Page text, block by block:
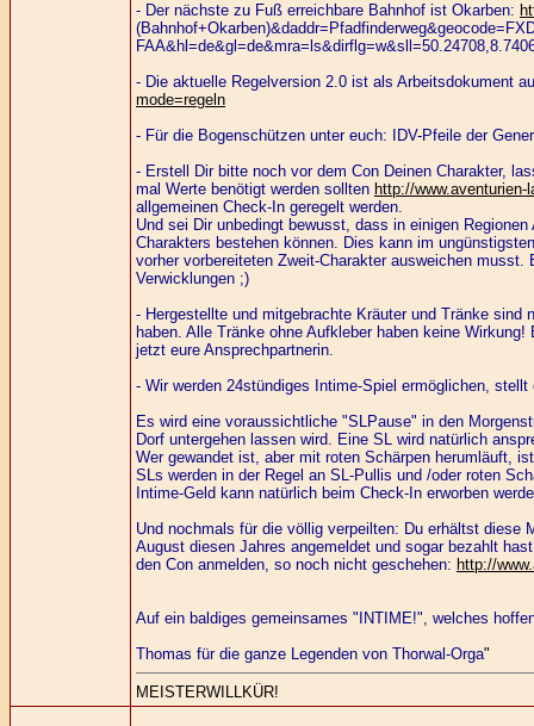
- Der nächste zu Fuß erreichbare Bahnhof ist Okarben:
- Die aktuelle Regelversion 2.0 ist als Arbeitsdokument
mode=regeln
- Für die Bogenschützen unter euch: IDV-Pfeile der
- Erstell Dir bitte noch vor dem Con Deinen Charakter,
mal Werte benötigt werden sollten http://
allgemeinen Check-In geregelt werden.
Und sei Dir unbedingt bewusst, dass in einigen
Charakters bestehen können. Dies kann im
vorher vorbereiteten Zweit-Charakter ausweichen
Verwicklungen ;)
- Hergestellte und mitgebrachte Kräuter und Tränke sind
haben. Alle Tränke ohne Aufkleber haben keine
jetzt eure Ansprechpartnerin.
- Wir werden 24stündiges Intime-Spiel ermöglichen,
Es wird eine voraussichtliche "SLPause" in den
Dorf untergehen lassen wird. Eine SL wird natürlich
Wer gewandet ist, aber mit roten Schärpen herumläuft,
SLs werden in der Regel an SL-Pullis und /oder roten
Intime-Geld kann natürlich beim Check-In erworben
Und nochmals für die völlig verpeilten: Du erhältst diese
August diesen Jahres angemeldet und sogar bezahlt
den Con anmelden, so noch nicht geschehen: http://
Auf ein baldiges gemeinsames "INTIME!", welches
Thomas für die ganze Legenden von Thorwal-Orga"
MEISTERWILLKÜR!